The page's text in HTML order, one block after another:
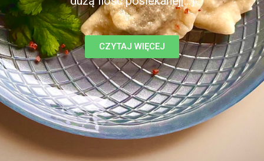
CZYTAJ WIĘCEJ